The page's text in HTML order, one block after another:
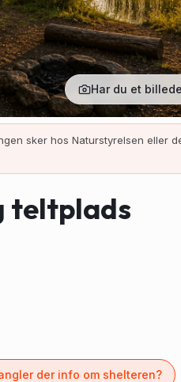
Har du et
sker hos Naturstyrelsen eller
teltplads
der info om shelteren?